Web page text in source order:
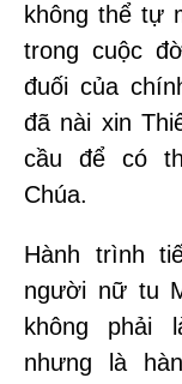
không thể tự
trong cuộc
đuối của
đã nài xin
cầu để có
Chúa.
Hành trình
người nữ tu
không phải
nhưng là